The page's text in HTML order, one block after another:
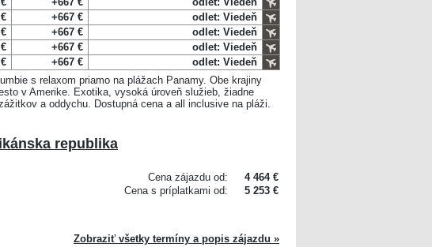
+667 €
odlet: Viedeň
+667 €
odlet: Viedeň
+667 €
odlet: Viedeň
+667 €
odlet: Viedeň
s relaxom priamo na plážach Panamy. Obe krajiny
v Amerike. Exotika, vysoká úroveň služieb, žiadne
a oddychu. Dostupná cena a all inclusive na pláži.
republika
Cena zájazdu od:
4 464 €
Cena s príplatkami od:
5 253 €
Zobraziť všetky termíny a popis zájazdu »